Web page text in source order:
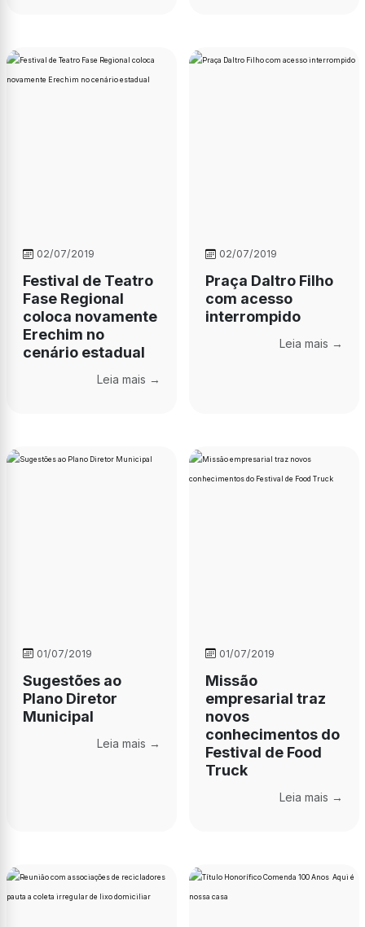
02/07/2019
Festival de Teatro
Fase Regional
coloca novamente
Erechim no
cenário estadual
Leia mais →
02/07/2019
Praça Daltro Filho
com acesso
interrompido
Leia mais →
01/07/2019
Sugestões ao
Plano Diretor
Municipal
Leia mais →
01/07/2019
Missão
empresarial traz
novos
conhecimentos do
Festival de Food
Truck
Leia mais →